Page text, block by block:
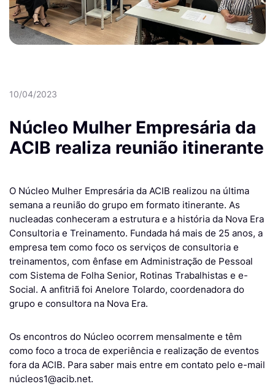
10/04/2023
Núcleo Mulher Empresária da
ACIB realiza reunião itinerante
O Núcleo Mulher Empresária da ACIB realizou na última
semana a reunião do grupo em formato itinerante. As
nucleadas conheceram a estrutura e a história da Nova Era
Consultoria e Treinamento. Fundada há mais de 25 anos, a
empresa tem como foco os serviços de consultoria e
treinamentos, com ênfase em Administração de Pessoal
com Sistema de Folha Senior, Rotinas Trabalhistas e e-
Social. A anfitriã foi Anelore Tolardo, coordenadora do
grupo e consultora na Nova Era.
Os encontros do Núcleo ocorrem mensalmente e têm
como foco a troca de experiência e realização de eventos
fora da ACIB. Para saber mais entre em contato pelo e-mail
núcleos1@acib.net.